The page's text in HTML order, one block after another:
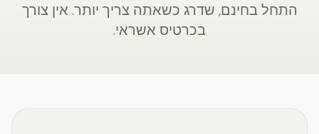
התחל בחינם, שדרג כשאתה צריך יותר. אין צורך
בכרטיס אשראי.